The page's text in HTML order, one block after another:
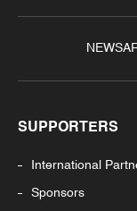
NEWS
SUPPORTERS
International
Sponsors